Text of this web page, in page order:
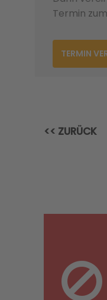
Termin
TERMIN
<< ZURÜCK